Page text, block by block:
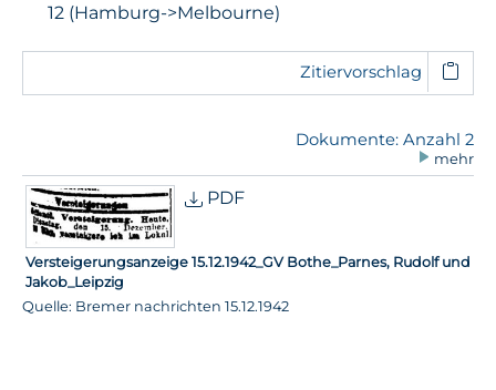
12 (Hamburg->Melbourne)
Zitiervorschlag
Dokumente: Anzahl 2
mehr
PDF
Versteigerungsanzeige 15.12.1942_GV Bothe_Parnes, Rudolf und
Jakob_Leipzig
Quelle: Bremer nachrichten 15.12.1942